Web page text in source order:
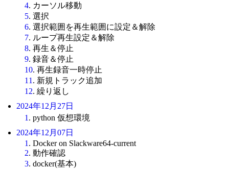
4. カーソル移動
5. 選択
6. 選択範囲を再生範囲に設定＆解除
7. ループ再生設定＆解除
8. 再生＆停止
9. 録音＆停止
10. 再生録音一時停止
11 . 新規トラック追加
12. 繰り返し
2024年12月27日
1 . python 仮想環境
2024年12月07日
1 . Docker on Slackware64-current
2. 動作確認
3. docker(基本)